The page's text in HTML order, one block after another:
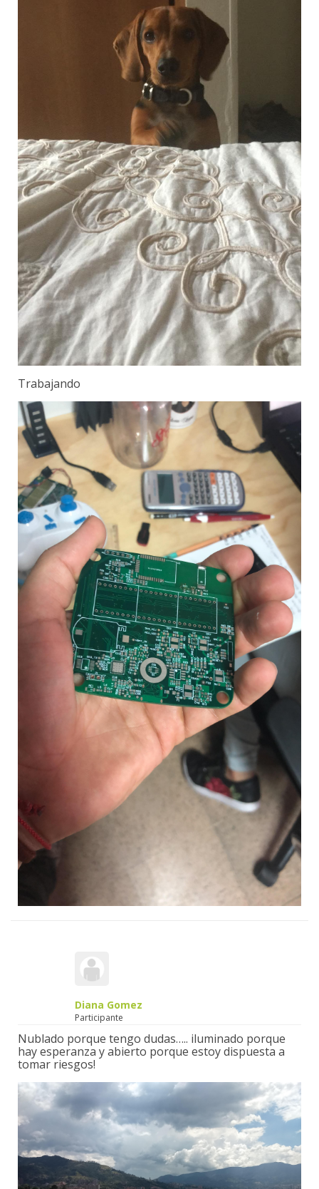
Trabajando
Diana Gomez
Participante
Nublado porque tengo dudas….. iluminado porque
hay esperanza y abierto porque estoy dispuesta a
tomar riesgos!